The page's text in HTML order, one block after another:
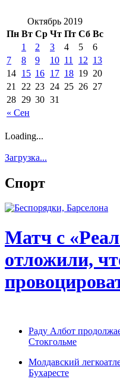
Октябрь 2019
Пн Вт Ср Чт Пт Сб Вс
« Сен
1 2 3 4 5
6
7
8 9 10 11 12 13
14 15 16 17 18 19 20
21
22 23 24 25 26 27
28 29 30 31
Loading...
Загрузка...
Спорт
Матч с
отложили,
Раду Албот
Стокгольме
Молдавский
Бухаресте